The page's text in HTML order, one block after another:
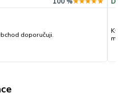
doporučuji.